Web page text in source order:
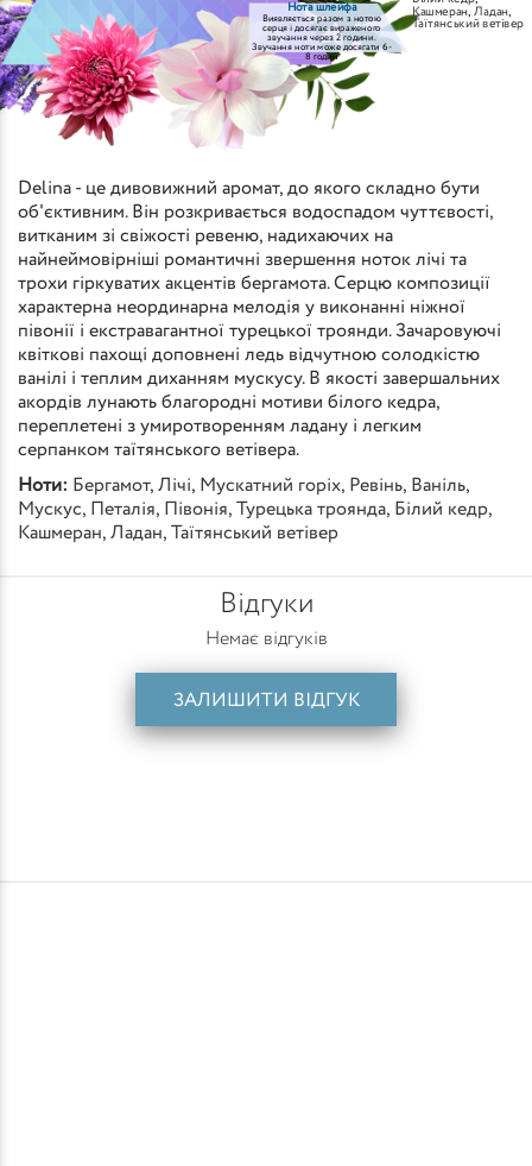
Нота шлейфа
Виявляється разом з нотою
серця і досягає вираженого
звучання через 2 години.
Звучання ноти може досягати 6-
8 годин
Кашмеран,Ладан,
Таїтянський ветівер
Delina - це дивовижний аромат, до якого складно бути
об'єктивним. Він розкривається водоспадом чуттєвості,
витканим зі свіжості ревеню, надихаючих на
найнеймовірніші романтичні звершення ноток лічі та
трохи гіркуватих акцентів бергамота. Серцю композиції
характерна неординарна мелодія у виконанні ніжної
півонії і екстравагантної турецької троянди. Зачаровуючі
квіткові пахощі доповнені ледь відчутною солодкістю
ванілі і теплим диханням мускусу. В якості завершальних
акордів лунають благородні мотиви білого кедра,
переплетені з умиротворенням ладану і легким
серпанком таїтянського ветівера.
Ноти: Бергамот, Лічі, Мускатний горіх, Ревінь, Ваніль,
Мускус, Петалія, Півонія, Турецька троянда, Білий кедр,
Кашмеран, Ладан, Таїтянський ветівер
Відгуки
Немає відгуків
ЗАЛИШИТИ ВІДГУК